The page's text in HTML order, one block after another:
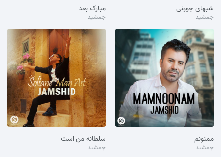
شبهای جوونی
جمشید
مبارک بعد
جمشید
ممنونم
جمشید
سلطانه من است
جمشید